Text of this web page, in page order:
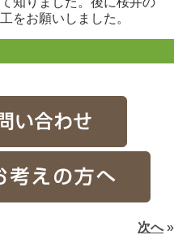
をお願いしました。
次へ»